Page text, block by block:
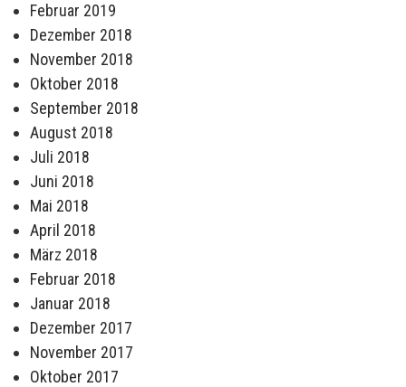
Februar 2019
Dezember 2018
November 2018
Oktober 2018
September 2018
August 2018
Juli 2018
Juni 2018
Mai 2018
April 2018
März 2018
Februar 2018
Januar 2018
Dezember 2017
November 2017
Oktober 2017